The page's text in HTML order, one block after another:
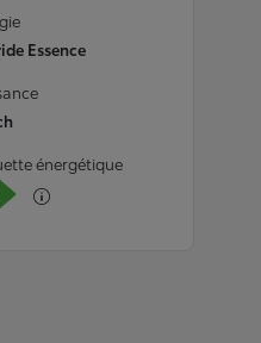
Essence
énergétique